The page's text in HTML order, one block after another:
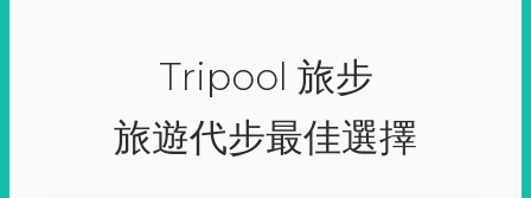
Tripool 旅步
旅遊代步最佳選擇